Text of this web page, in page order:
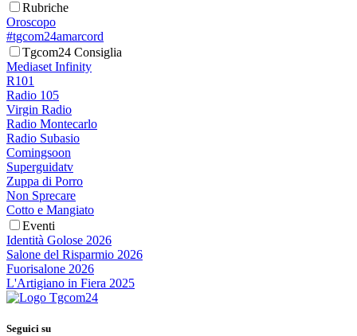
Rubriche
Oroscopo
#tgcom24amarcord
Tgcom24 Consiglia
Mediaset Infinity
R101
Radio 105
Virgin Radio
Radio Montecarlo
Radio Subasio
Comingsoon
Superguidatv
Zuppa di Porro
Non Sprecare
Cotto e Mangiato
Eventi
Identità Golose 2026
Salone del Risparmio 2026
Fuorisalone 2026
L'Artigiano in Fiera 2025
Seguici su